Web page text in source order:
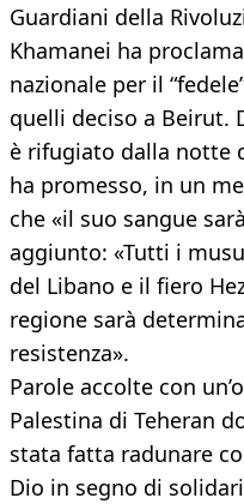
Guardiani della
Khamanei ha
nazionale per il
quelli deciso a Beirut.
è rifugiato dalla notte
ha promesso, in un
che «il suo sangue
aggiunto: «Tutti i
del Libano e il fiero
regione sarà
resistenza».
Parole accolte con
Palestina di Teheran
stata fatta radunare
Dio in segno di